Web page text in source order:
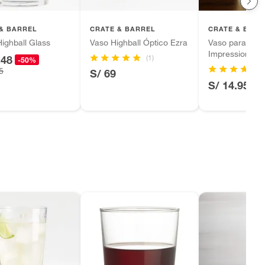
BARREL
Glass
-50%
CRATE & BARREL
Vaso Highball Óptico Ezra
(1)
S/ 69
CRATE &
Vaso para
Impressions
S/ 14.95